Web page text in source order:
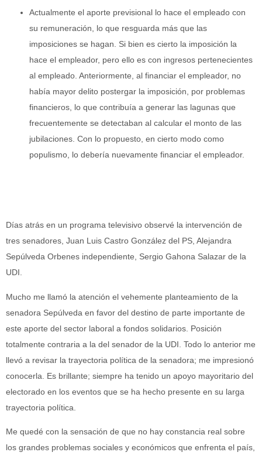
Actualmente el aporte previsional lo hace el empleado con
su remuneración, lo que resguarda más que las
imposiciones se hagan. Si bien es cierto la imposición la
hace el empleador, pero ello es con ingresos pertenecientes
al empleado. Anteriormente, al financiar el empleador, no
había mayor delito postergar la imposición, por problemas
financieros, lo que contribuía a generar las lagunas que
frecuentemente se detectaban al calcular el monto de las
jubilaciones. Con lo propuesto, en cierto modo como
populismo, lo debería nuevamente financiar el empleador.
Días atrás en un programa televisivo observé la intervención de
tres senadores, Juan Luis Castro González del PS, Alejandra
Sepúlveda Orbenes independiente, Sergio Gahona Salazar de la
UDI.
Mucho me llamó la atención el vehemente planteamiento de la
senadora Sepúlveda en favor del destino de parte importante de
este aporte del sector laboral a fondos solidarios. Posición
totalmente contraria a la del senador de la UDI. Todo lo anterior me
llevó a revisar la trayectoria política de la senadora; me impresionó
conocerla. Es brillante; siempre ha tenido un apoyo mayoritario del
electorado en los eventos que se ha hecho presente en su larga
trayectoria política.
Me quedé con la sensación de que no hay constancia real sobre
los grandes problemas sociales y económicos que enfrenta el país,